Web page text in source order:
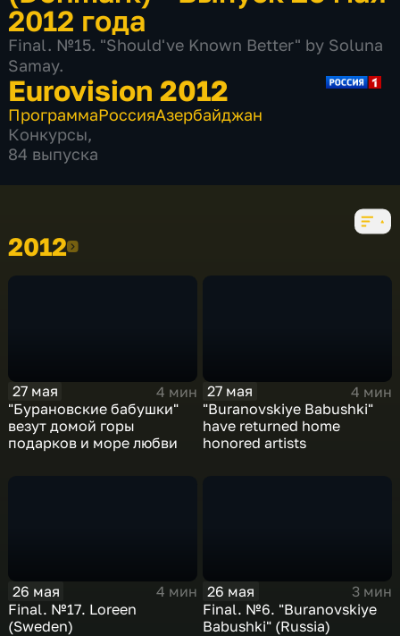
2012 года
Final. №15. "Should've Known Better" by Soluna
Samay.
Eurovision 2012
ПрограммаРоссияАзербайджан
Конкурсы,
84 выпуска
20122012
27 мая
4 мин
"Бурановские бабушки"
везут домой горы
подарков и море любви
27 мая
4 мин
"Buranovskiye Babushki"
have returned home
honored artists
26 мая
4 мин
Final. №17. Loreen
(Sweden)
26 мая
3 мин
Final. №6. "Buranovskiye
Babushki" (Russia)